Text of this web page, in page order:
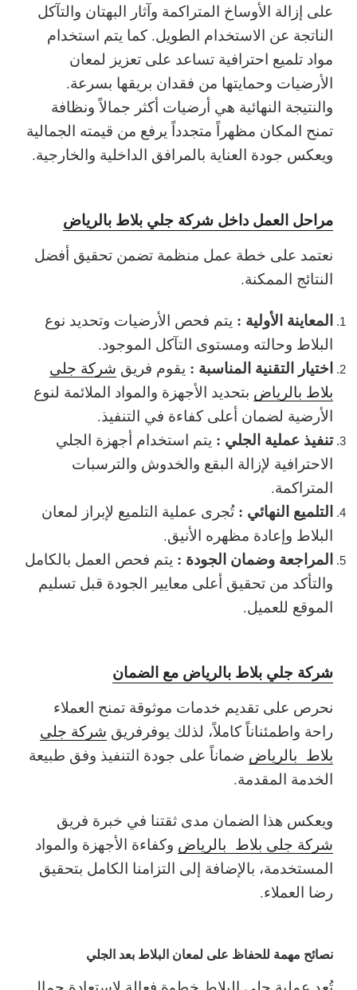
على إزالة الأوساخ المتراكمة وآثار البهتان والتآكل
الناتجة عن الاستخدام الطويل. كما يتم استخدام
مواد تلميع احترافية تساعد على تعزيز لمعان
الأرضيات وحمايتها من فقدان بريقها بسرعة.
والنتيجة النهائية هي أرضيات أكثر جمالاً ونظافة
تمنح المكان مظهراً متجدداً يرفع من قيمته الجمالية
ويعكس جودة العناية بالمرافق الداخلية والخارجية.
مراحل العمل داخل شركة جلي بلاط بالرياض
نعتمد على خطة عمل منظمة تضمن تحقيق أفضل
النتائج الممكنة.
المعاينة الأولية : يتم فحص الأرضيات وتحديد نوع
البلاط وحالته ومستوى التآكل الموجود.
اختيار التقنية المناسبة : يقوم فريق شركة جلي
بلاط بالرياض بتحديد الأجهزة والمواد الملائمة لنوع
الأرضية لضمان أعلى كفاءة في التنفيذ.
تنفيذ عملية الجلي : يتم استخدام أجهزة الجلي
الاحترافية لإزالة البقع والخدوش والترسبات
المتراكمة.
التلميع النهائي :تُجرى عملية التلميع لإبراز لمعان
البلاط وإعادة مظهره الأنيق.
المراجعة وضمان الجودة : يتم فحص العمل بالكامل
والتأكد من تحقيق أعلى معايير الجودة قبل تسليم
الموقع للعميل.
شركة جلي بلاط بالرياض مع الضمان
نحرص على تقديم خدمات موثوقة تمنح العملاء
راحة واطمئناناً كاملاً، لذلك يوفرفريق شركة جلي
بلاط بالرياض ضماناً على جودة التنفيذ وفق طبيعة
الخدمة المقدمة.
ويعكس هذا الضمان مدى ثقتنا في خبرة فريق
شركة جلي بلاط بالرياض وكفاءة الأجهزة والمواد
المستخدمة، بالإضافة إلى التزامنا الكامل بتحقيق
رضا العملاء.
نصائح مهمة للحفاظ على لمعان البلاط بعد الجلي